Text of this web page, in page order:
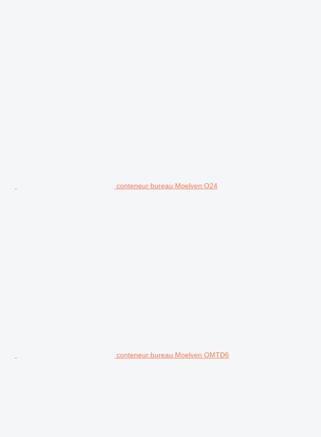
conteneur bureau Moelven O24
conteneur bureau Moelven OMTD6